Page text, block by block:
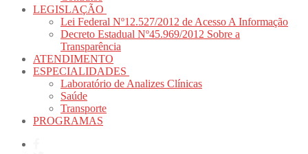
LEGISLAÇÃO
Lei Federal Nº12.527/2012 de Acesso A Informação
Decreto Estadual Nº45.969/2012 Sobre a
Transparência
ATENDIMENTO
ESPECIALIDADES
Laboratório de Analizes Clínicas
Saúde
Transporte
PROGRAMAS